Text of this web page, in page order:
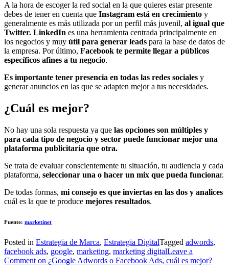
A la hora de escoger la red social en la que quieres estar presente
debes de tener en cuenta que Instagram está en crecimiento y
generalmente es más utilizada por un perfil más juvenil, al igual que
Twitter. LinkedIn es una herramienta centrada principalmente en
los negocios y muy útil para generar leads para la base de datos de
la empresa. Por último, Facebook te permite llegar a públicos
específicos afines a tu negocio.
Es importante tener presencia en todas las redes sociales y
generar anuncios en las que se adapten mejor a tus necesidades.
¿Cuál es mejor?
No hay una sola respuesta ya que las opciones son múltiples y
para cada tipo de negocio y sector puede funcionar mejor una
plataforma publicitaria que otra.
Se trata de evaluar conscientemente tu situación, tu audiencia y cada
plataforma, seleccionar una o hacer un mix que pueda funcionar.
De todas formas, mi consejo es que inviertas en las dos y analices
cuál es la que te produce mejores resultados.
Fuente: marketinet
Posted in Estrategia de Marca, Estrategia DigitalTagged adwords,
facebook ads, google, marketing, marketing digitalLeave a
Comment on ¿Google Adwords o Facebook Ads, cuál es mejor?